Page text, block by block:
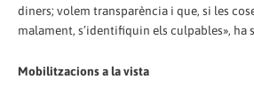
diners; volem transparència i que, si les
malament, s’identifiquin els culpables», ha
Mobilitzacions a la vista